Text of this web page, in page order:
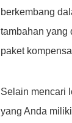
berkembang
tambahan yang
paket
Selain mencari
yang Anda